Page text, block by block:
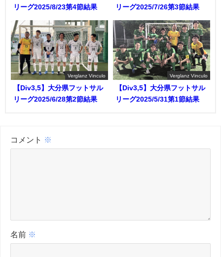
リーグ2025/8/23第4節結果 リーグ2025/7/26第3節結果
Verglanz Vinculo
【Div3,5】大分県フットサル
リーグ2025/6/28第2節結果
Verglanz Vinculo
【Div3,5】大分県フットサル
リーグ2025/5/31第1節結果
コメント ※
名前 ※